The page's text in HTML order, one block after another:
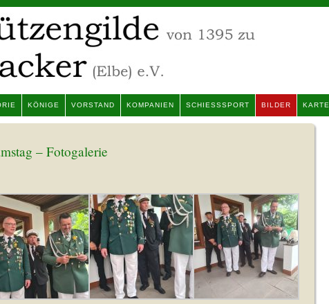
KÖNIGE VORSTAND KOMPANIEN SCHIESSSPORT BILDER KARTE
– Fotogalerie